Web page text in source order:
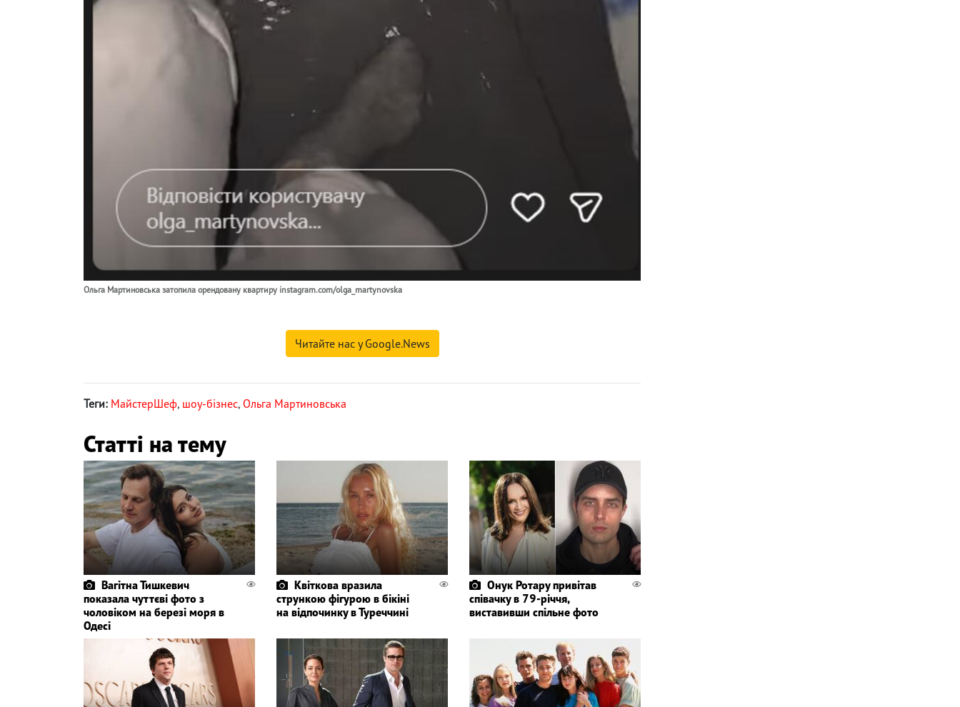
Ольга Мартиновська затопила орендовану квартиру instagram.com/olga_martynovska
Читайте нас у Google.News
Теги: МайстерШеф, шоу-бізнес, Ольга Мартиновська
Статті на тему
Вагітна Тишкевич
показала чуттєві фото з
чоловіком на березі моря в
Одесі
Квіткова вразила
стрункою фігурою в бікіні
на відпочинку в Туреччині
Онук Ротару привітав
співачку в 79-річчя,
виставивши спільне фото